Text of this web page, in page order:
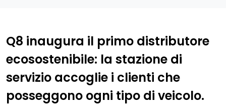
Q8 inaugura il primo distributore
ecosostenibile: la stazione di
servizio accoglie i clienti che
posseggono ogni tipo di veicolo.